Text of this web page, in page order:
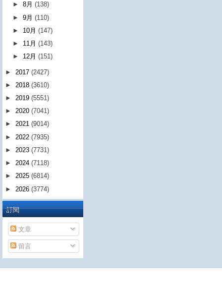
►8月(138)
►9月(110)
► 10月(147)
► 11月(143)
► 12月(151)
► 2017 (2427)
► 2018 (3610)
► 2019 (5551)
► 2020 (7041)
► 2021 (9014)
► 2022 (7935)
► 2023 (7731)
► 2024 (7118)
► 2025 (6814)
► 2026 (3774)
訂閱
文章
留言